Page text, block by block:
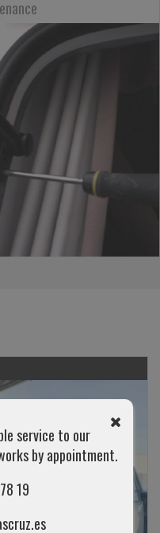
service to our
by appointment.
19